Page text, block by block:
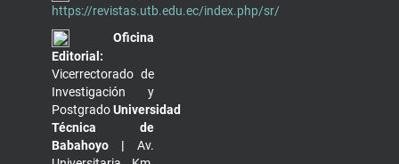
https://revistas.utb.edu.ec/index.php/sr/
Oficina
Editorial:
Vicerrectorado de
Investigación y
PostgradoUniversidad
Técnica de
Babahoyo | Av.